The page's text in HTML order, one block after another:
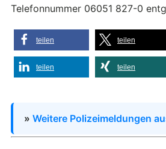
Telefonnummer 06051 827-0
teilen teilen
teilen teilen
» Weitere Polizeimeldungen